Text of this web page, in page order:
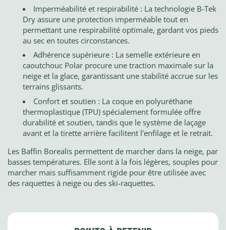
Imperméabilité et respirabilité : La technologie B-Tek
Dry assure une protection imperméable tout en
permettant une respirabilité optimale, gardant vos pieds
au sec en toutes circonstances.
Adhérence supérieure : La semelle extérieure en
caoutchouc Polar procure une traction maximale sur la
neige et la glace, garantissant une stabilité accrue sur les
terrains glissants.
Confort et soutien : La coque en polyuréthane
thermoplastique (TPU) spécialement formulée offre
durabilité et soutien, tandis que le système de laçage
avant et la tirette arrière facilitent l'enfilage et le retrait.
Les Baffin Borealis permettent de marcher dans la neige, par
basses températures. Elle sont à la fois légères, souples pour
marcher mais suffisamment rigide pour être utilisée avec
des raquettes à neige ou des ski-raquettes.